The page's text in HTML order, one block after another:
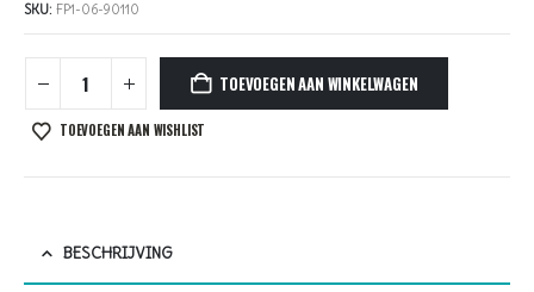
SKU: FP1-06-90110
TOEVOEGEN AAN WINKELWAGEN
TOEVOEGEN AAN WISHLIST
BESCHRIJVING